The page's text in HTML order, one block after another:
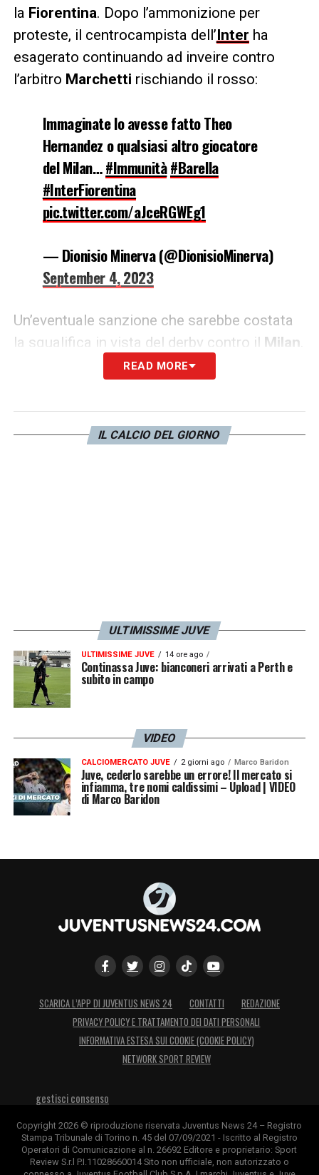
la Fiorentina. Dopo l’ammonizione per
proteste, il centrocampista dell’Inter ha
esagerato continuando ad inveire contro
l’arbitro Marchetti rischiando il rosso:
Immaginate lo avesse fatto Theo
Hernandez o qualsiasi altro giocatore
del Milan…#Immunità#Barella
#InterFiorentina
pic.twitter.com/aJceRGWEg1
— Dionisio Minerva (@DionisioMinerva)
September 4, 2023
Un’eventuale sanzione che sarebbe costata
la squalifica in vista del derby contro il Milan
READ MORE
IL CALCIO DEL GIORNO
ULTIMISSIME JUVE
ULTIMISSIME JUVE 14 ore ago
Continassa Juve: bianconeri arrivati a Perth e
subito in campo
VIDEO
CALCIOMERCATO JUVE 2 giorni ago Marco Baridon
Juve, cederlo sarebbe un errore! Il mercato si
infiamma, tre nomi caldissimi – Upload | VIDEO
di Marco Baridon
SCARICA L’APP DI JUVENTUS NEWS 24 CONTATTI
REDAZIONE
PRIVACY POLICY E TRATTAMENTO DEI DATI PERSONALI
INFORMATIVA ESTESA SUI COOKIE (COOKIE POLICY)
NETWORK SPORT REVIEW
gestisci consenso
Copyright 2026 © riproduzione riservata Juventus News 24 – Registro
Stampa Tribunale di Torino n. 45 del 07/09/2021 - Iscritto al Registro
Operatori di Comunicazione al n. 26692 Editore e proprietario: Sport
Review S.r.l P.I.11028660014 Sito non ufficiale, non autorizzato o